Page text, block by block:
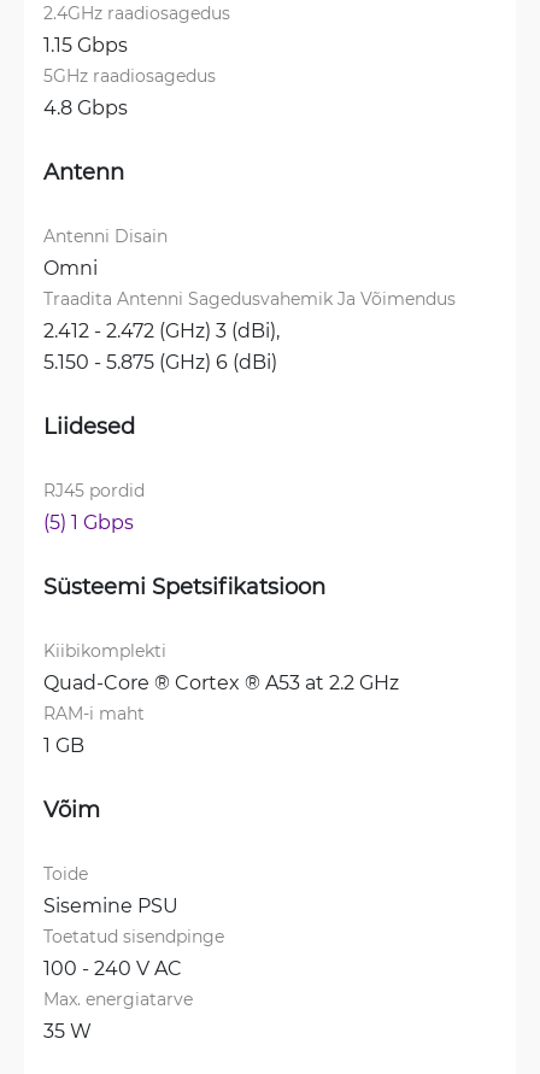
2.4GHz raadiosagedus
1.15 Gbps
5GHz raadiosagedus
4.8 Gbps
Antenn
Antenni Disain
Omni
Traadita Antenni Sagedusvahemik Ja Võimendus
2.412 - 2.472 (GHz) 3 (dBi),
5.150 - 5.875 (GHz) 6 (dBi)
Liidesed
RJ45 pordid
(5) 1 Gbps
Süsteemi Spetsifikatsioon
Kiibikomplekti
Quad-Core ® Cortex ® A53 at 2.2 GHz
RAM-i maht
1 GB
Võim
Toide
Sisemine PSU
Toetatud sisendpinge
100 - 240 V AC
Max. energiatarve
35 W